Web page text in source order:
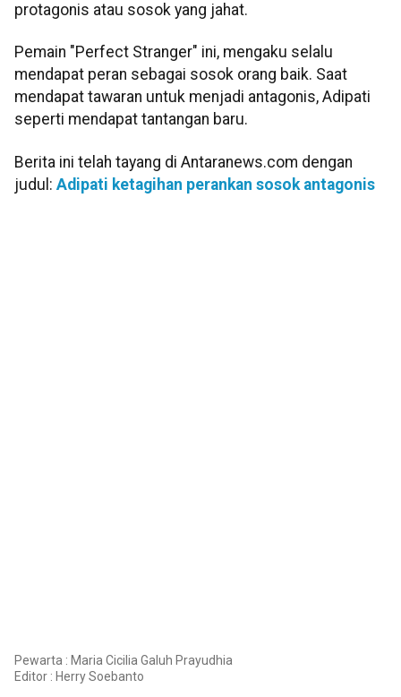
protagonis atau sosok yang jahat.
Pemain "Perfect Stranger" ini, mengaku selalu
mendapat peran sebagai sosok orang baik. Saat
mendapat tawaran untuk menjadi antagonis, Adipati
seperti mendapat tantangan baru.
Berita ini telah tayang di Antaranews.com dengan
judul: Adipati ketagihan perankan sosok antagonis
Pewarta : Maria Cicilia Galuh Prayudhia
Editor : Herry Soebanto